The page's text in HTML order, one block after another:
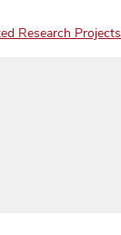
Research Projects